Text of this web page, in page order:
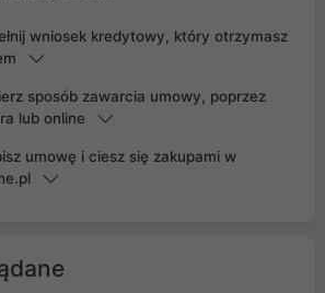
wniosek kredytowy, który otrzymasz
sposób zawarcia umowy, poprzez
lub online
umowę i ciesz się zakupami w